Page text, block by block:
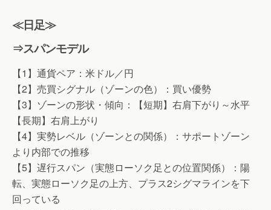
≪日足≫
⇒スパンモデル
【1】通貨ペア：米ドル／円
【2】売買シグナル（ゾーンの色）：買い優勢
【3】ゾーンの形状・傾向：【短期】右肩下がり～水平
【長期】右肩上がり
【4】実勢レベル（ゾーンとの関係）：サポートゾーン
より内部での推移
【5】遅行スパン（実態ローソク足との位置関係）：陽
転、実態ローソク足の上方、プラス2シグマラインを下
回っている